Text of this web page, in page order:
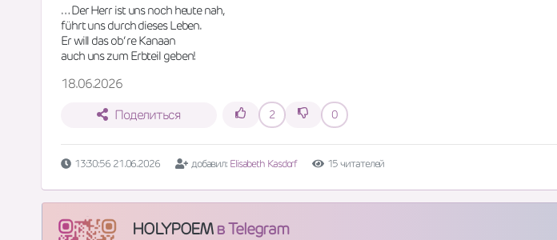
… Der Herr ist uns noch heute nah,
führt uns durch dieses Leben.
Er will das ob‘ re Kanaan
auch uns zum Erbteil geben!
18.06.2026
Поделиться
2 0
13:30:56 21.06.2026 добавил: Elisabeth Kasdorf 15 читателей
HOLYPOEMв Telegram